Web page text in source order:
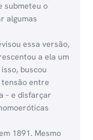
submeteu o
algumas
essa versão,
a ela um
buscou
tensão entre
– e disfarçar
1891. Mesmo